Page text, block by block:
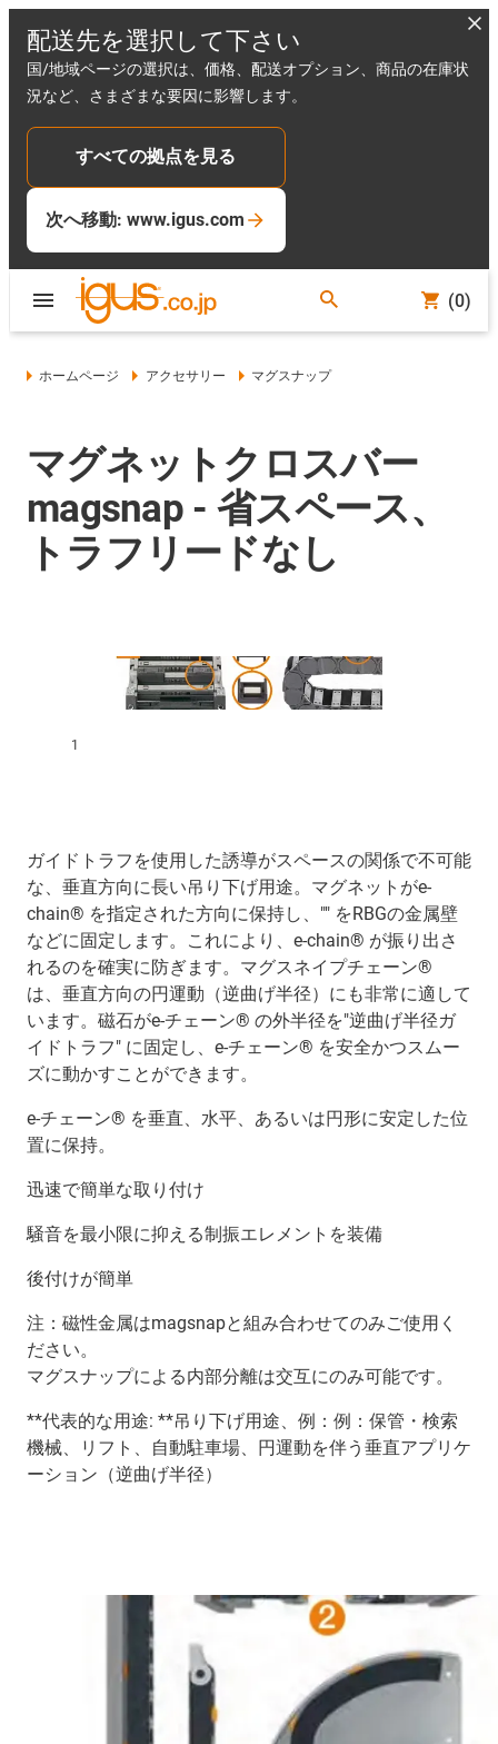
配送先を選択して下さい
国/地域ページの選択は、価格、配送オプション、商品の在庫状
況など、さまざまな要因に影響します。
すべての拠点を見る
次へ移動: www.igus.com
(0)
ホームページ アクセサリー マグスナップ
マグネットクロスバー
magsnap - 省スペース、
トラフリードなし
1
ガイドトラフを使用した誘導がスペースの関係で不可能
な、垂直方向に長い吊り下げ用途。マグネットがe-
chain® を指定された方向に保持し、"" をRBGの金属壁
などに固定します。これにより、e-chain® が振り出さ
れるのを確実に防ぎます。マグスネイプチェーン®
は、垂直方向の円運動（逆曲げ半径）にも非常に適して
います。磁石がe-チェーン® の外半径を"逆曲げ半径ガ
イドトラフ" に固定し、e-チェーン® を安全かつスムー
ズに動かすことができます。
e-チェーン® を垂直、水平、あるいは円形に安定した位
置に保持。
迅速で簡単な取り付け
騒音を最小限に抑える制振エレメントを装備
後付けが簡単
注：磁性金属はmagsnapと組み合わせてのみご使用く
ださい。
マグスナップによる内部分離は交互にのみ可能です。
**代表的な用途: **吊り下げ用途、例：例：保管・検索
機械、リフト、自動駐車場、円運動を伴う垂直アプリケ
ーション（逆曲げ半径）